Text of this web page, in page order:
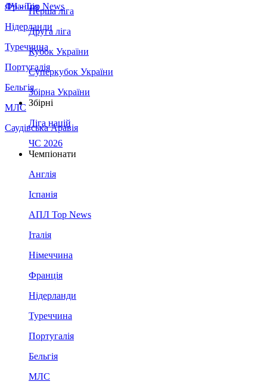
Франція
Нідерланди
Туреччина
Португалія
Бельгія
МЛС
Саудівська Аравія
ЛЧ - Top News
Перша ліга
Друга ліга
Кубок України
Суперкубок України
Збірна України
Збірні
Ліга націй
ЧС 2026
Чемпіонати
Англія
Іспанія
АПЛ Top News
Італія
Німеччина
Франція
Нідерланди
Туреччина
Португалія
Бельгія
МЛС